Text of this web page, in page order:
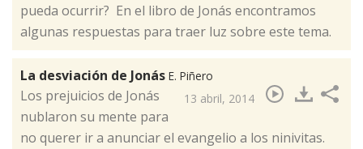
pueda ocurrir? En el libro de Jonás encontramos
algunas respuestas para traer luz sobre este tema.
La desviación de Jonás E. Piñero
13 abril, 2014
Los prejuicios de Jonás
nublaron su mente para
no querer ir a anunciar el evangelio a los ninivitas.